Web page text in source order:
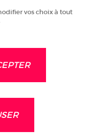
vos choix à tout